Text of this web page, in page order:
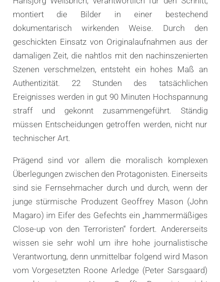
montiert die Bilder in einer bestechend
dokumentarisch wirkenden Weise. Durch den
geschickten Einsatz von Originalaufnahmen aus der
damaligen Zeit, die nahtlos mit den nachinszenierten
Szenen verschmelzen, entsteht ein hohes Maß an
Authentizität. 22 Stunden des tatsächlichen
Ereignisses werden in gut 90 Minuten Hochspannung
straff und gekonnt zusammengeführt. Ständig
müssen Entscheidungen getroffen werden, nicht nur
technischer Art.
Prägend sind vor allem die moralisch komplexen
Überlegungen zwischen den Protagonisten. Einerseits
sind sie Fernsehmacher durch und durch, wenn der
junge stürmische Produzent Geoffrey Mason (John
Magaro) im Eifer des Gefechts ein „hammermäßiges
Close-up von den Terroristen“ fordert. Andererseits
wissen sie sehr wohl um ihre hohe journalistische
Verantwortung, denn unmittelbar folgend wird Mason
vom Vorgesetzten Roone Arledge (Peter Sarsgaard)